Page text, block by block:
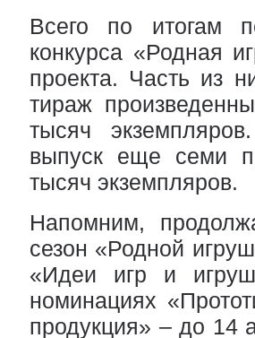
Всего по итогам
конкурса «Родная
проекта. Часть из
тираж
тысяч
выпуск еще семи
тысяч экземпляров.
Напомним,
сезон «Родной
«Идеи игр и
номинациях
продукция» – до 14